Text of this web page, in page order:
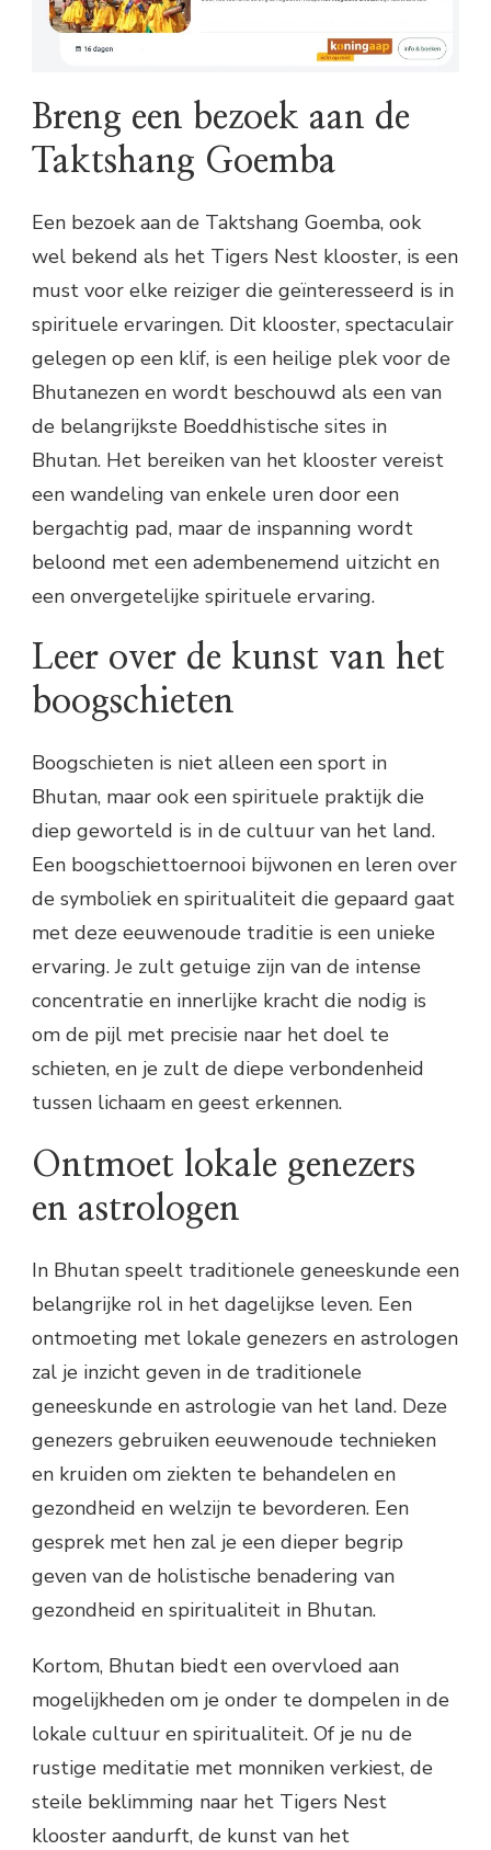
Breng een bezoek aan de
Taktshang Goemba
Een bezoek aan de Taktshang Goemba, ook
wel bekend als het Tigers Nest klooster, is een
must voor elke reiziger die geïnteresseerd is in
spirituele ervaringen. Dit klooster, spectaculair
gelegen op een klif, is een heilige plek voor de
Bhutanezen en wordt beschouwd als een van
de belangrijkste Boeddhistische sites in
Bhutan. Het bereiken van het klooster vereist
een wandeling van enkele uren door een
bergachtig pad, maar de inspanning wordt
beloond met een adembenemend uitzicht en
een onvergetelijke spirituele ervaring.
Leer over de kunst van het
boogschieten
Boogschieten is niet alleen een sport in
Bhutan, maar ook een spirituele praktijk die
diep geworteld is in de cultuur van het land.
Een boogschiettoernooi bijwonen en leren over
de symboliek en spiritualiteit die gepaard gaat
met deze eeuwenoude traditie is een unieke
ervaring. Je zult getuige zijn van de intense
concentratie en innerlijke kracht die nodig is
om de pijl met precisie naar het doel te
schieten, en je zult de diepe verbondenheid
tussen lichaam en geest erkennen.
Ontmoet lokale genezers
en astrologen
In Bhutan speelt traditionele geneeskunde een
belangrijke rol in het dagelijkse leven. Een
ontmoeting met lokale genezers en astrologen
zal je inzicht geven in de traditionele
geneeskunde en astrologie van het land. Deze
genezers gebruiken eeuwenoude technieken
en kruiden om ziekten te behandelen en
gezondheid en welzijn te bevorderen. Een
gesprek met hen zal je een dieper begrip
geven van de holistische benadering van
gezondheid en spiritualiteit in Bhutan.
Kortom, Bhutan biedt een overvloed aan
mogelijkheden om je onder te dompelen in de
lokale cultuur en spiritualiteit. Of je nu de
rustige meditatie met monniken verkiest, de
steile beklimming naar het Tigers Nest
klooster aandurft, de kunst van het